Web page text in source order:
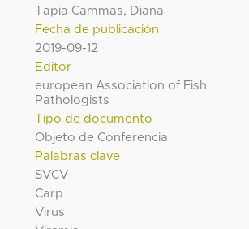
Tapia Cammas, Diana
Fecha de publicación
2019-09-12
Editor
european Association of Fish
Pathologists
Tipo de documento
Objeto de Conferencia
Palabras clave
SVCV
Carp
Virus